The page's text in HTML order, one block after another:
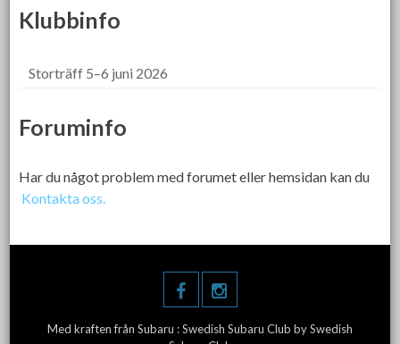
Klubbinfo
Storträff 5–6 juni 2026
Foruminfo
Har du något problem med forumet eller hemsidan kan du
Kontakta oss.
Med kraften från Subaru :Swedish Subaru Club by Swedish